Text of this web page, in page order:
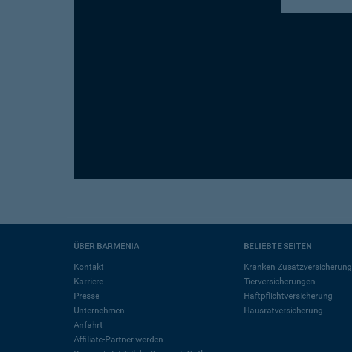
ÜBER BARMENIA
Kontakt
Karriere
Presse
Unternehmen
Anfahrt
Affiliate-Partner werden
BELIEBTE SEITEN
Kranken-Zusatzversicherung
Tierversicherungen
Haftpflichtversicherung
Hausratversicherung